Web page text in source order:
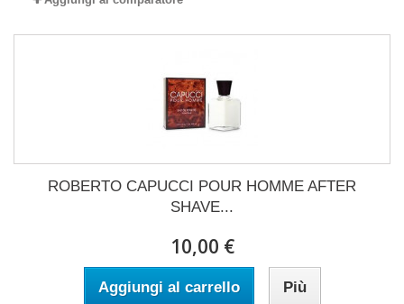
ROBERTO CAPUCCI POUR HOMME AFTER
SHAVE...
10,00 €
Aggiungi al carrello Più